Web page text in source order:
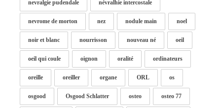
nevralgie pudendale névralhie intercostale
nevrome de morton nez nodule main noel
noir et blanc nourrisson nouveau né oeil
oeil qui coule oignon oralité ordinateurs
oreille oreiller organe ORL os
osgood Osgood Schlatter osteo osteo 77